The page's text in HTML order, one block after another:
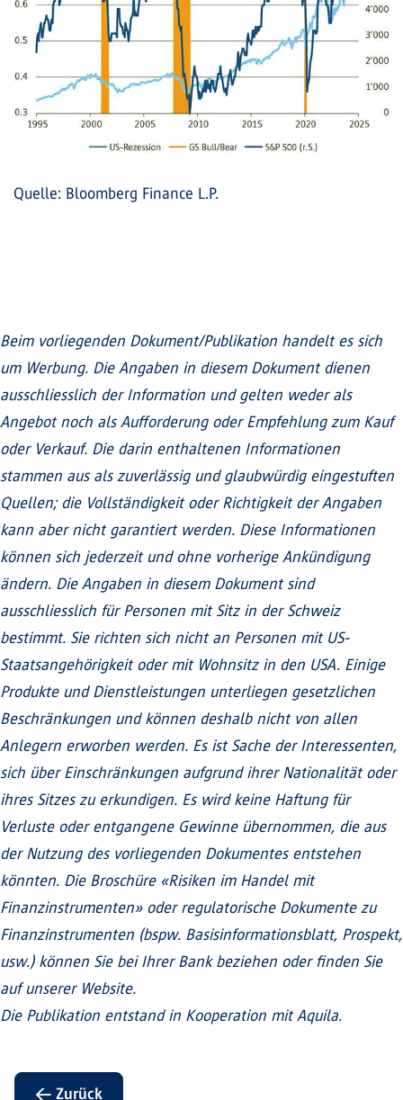
Quelle: Bloomberg Finance L.P.
Beim vorliegenden Dokument/Publikation handelt es sich
um Werbung. Die Angaben in diesem Dokument dienen
ausschliesslich der Information und gelten weder als
Angebot noch als Aufforderung oder Empfehlung zum Kauf
oder Verkauf. Die darin enthaltenen Informationen
stammen aus als zuverlässig und glaubwürdig eingestuften
Quellen; die Vollständigkeit oder Richtigkeit der Angaben
kann aber nicht garantiert werden. Diese Informationen
können sich jederzeit und ohne vorherige Ankündigung
ändern. Die Angaben in diesem Dokument sind
ausschliesslich für Personen mit Sitz in der Schweiz
bestimmt. Sie richten sich nicht an Personen mit US-
Staatsangehörigkeit oder mit Wohnsitz in den USA. Einige
Produkte und Dienstleistungen unterliegen gesetzlichen
Beschränkungen und können deshalb nicht von allen
Anlegern erworben werden. Es ist Sache der Interessenten,
sich über Einschränkungen aufgrund ihrer Nationalität oder
ihres Sitzes zu erkundigen. Es wird keine Haftung für
Verluste oder entgangene Gewinne übernommen, die aus
der Nutzung des vorliegenden Dokumentes entstehen
könnten. Die Broschüre «Risiken im Handel mit
Finanzinstrumenten» oder regulatorische Dokumente zu
Finanzinstrumenten (bspw. Basisinformationsblatt, Prospekt,
usw.) können Sie bei Ihrer Bank beziehen oder finden Sie
auf unserer Website.
Die Publikation entstand in Kooperation mit Aquila.
← Zurück